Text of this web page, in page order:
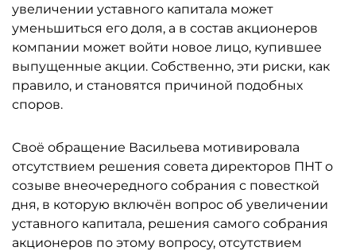
увеличении уставного капитала может
уменьшиться его доля, а в состав акционеров
компании может войти новое лицо, купившее
выпущенные акции. Собственно, эти риски, как
правило, и становятся причиной подобных
споров.
Своё обращение Васильева мотивировала
отсутствием решения совета директоров ПНТ о
созыве внеочередного собрания с повесткой
дня, в которую включён вопрос об увеличении
уставного капитала, решения самого собрания
акционеров по этому вопросу, отсутствием